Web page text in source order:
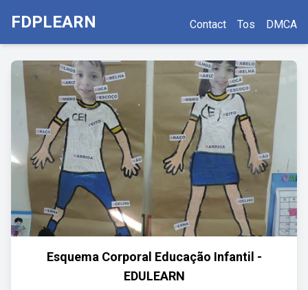
FDPLEARN Contact Tos DMCA
Esquema Corporal Educação Infantil -
EDULEARN